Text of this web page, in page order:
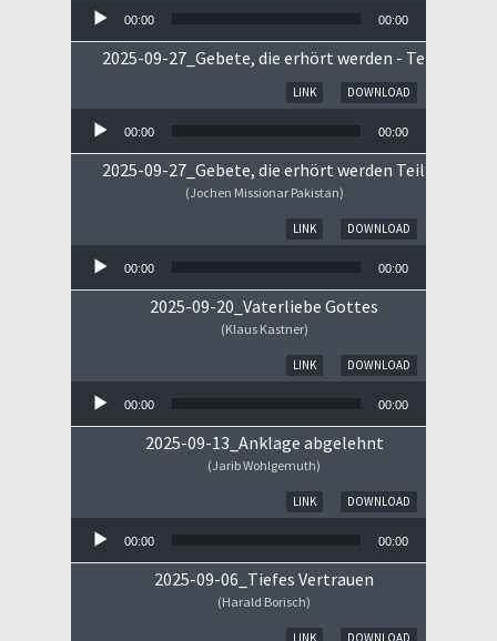
00:00 00:00
2025-09-27_Gebete, die erhört werden - Teil II
DOWNLOAD
LINK
00:00 00:00
2025-09-27_Gebete, die erhört werden Teil I
(Jochen Missionar Pakistan)
DOWNLOAD
LINK
00:00 00:00
2025-09-20_Vaterliebe Gottes
(Klaus Kastner)
DOWNLOAD
LINK
00:00 00:00
2025-09-13_Anklage abgelehnt
(Jarib Wohlgemuth)
DOWNLOAD
LINK
00:00 00:00
2025-09-06_Tiefes Vertrauen
(Harald Borisch)
DOWNLOAD
LINK